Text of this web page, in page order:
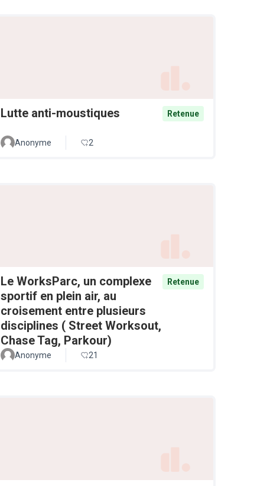
Lutte anti-moustiques Retenue
Anonyme 2
Le WorksParc, un complexe
sportif en plein air, au
croisement entre plusieurs
disciplines ( Street Worksout,
Chase Tag, Parkour)
Retenue
Anonyme 21